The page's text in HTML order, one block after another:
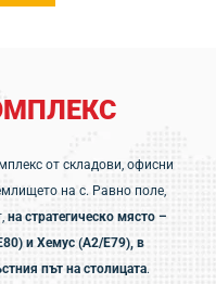
от складови, офисни
на с. Равно поле,
на стратегическо място –
и Хемус (А2/E79), в
път на столицата.